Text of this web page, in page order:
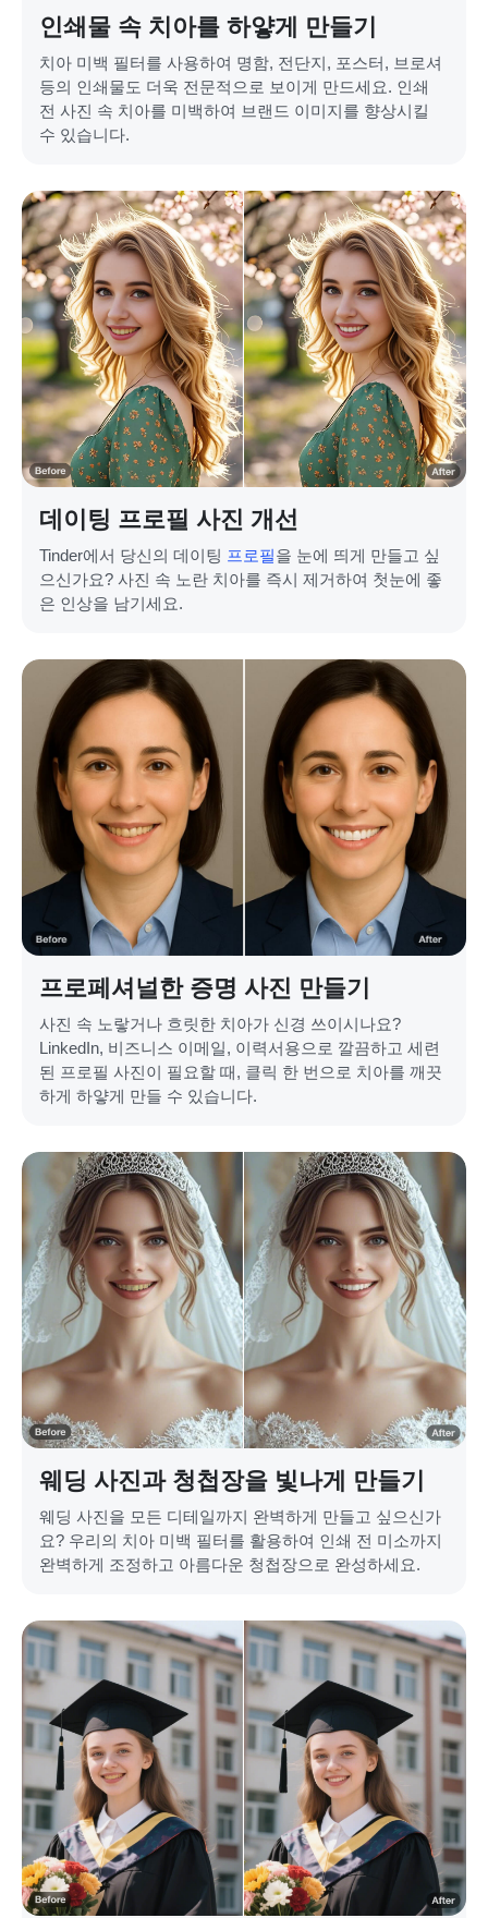
인쇄물 속 치아를 하얗게 만들기
치아 미백 필터를 사용하여 명함, 전단지, 포스터, 브로셔
등의 인쇄물도 더욱 전문적으로 보이게 만드세요. 인쇄
전 사진 속 치아를 미백하여 브랜드 이미지를 향상시킬
수 있습니다.
데이팅 프로필 사진 개선
Tinder에서 당신의 데이팅 프로필을 눈에 띄게 만들고 싶
으신가요? 사진 속 노란 치아를 즉시 제거하여 첫눈에 좋
은 인상을 남기세요.
프로페셔널한 증명 사진 만들기
사진 속 노랗거나 흐릿한 치아가 신경 쓰이시나요?
LinkedIn, 비즈니스 이메일, 이력서용으로 깔끔하고 세련
된 프로필 사진이 필요할 때, 클릭 한 번으로 치아를 깨끗
하게 하얗게 만들 수 있습니다.
웨딩 사진과 청첩장을 빛나게 만들기
웨딩 사진을 모든 디테일까지 완벽하게 만들고 싶으신가
요? 우리의 치아 미백 필터를 활용하여 인쇄 전 미소까지
완벽하게 조정하고 아름다운 청첩장으로 완성하세요.